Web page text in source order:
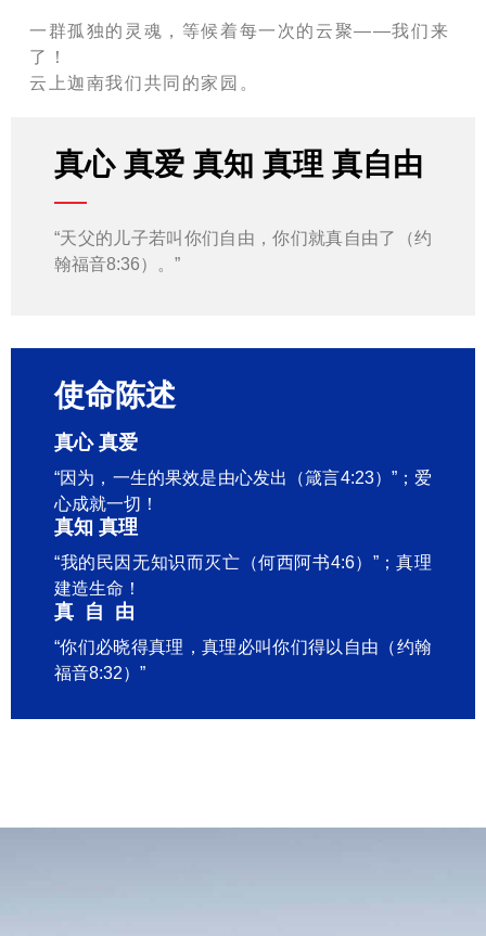
一群孤独的灵魂，等候着每一次的云聚——我们来
了！
云上迦南我们共同的家园。
真心 真爱 真知 真理 真自由
“天父的儿子若叫你们自由，你们就真自由了（约
翰福音8:36）。”
使命陈述
真心 真爱
“因为，一生的果效是由心发出（箴言4:23）”；爱
心成就一切！
真知 真理
“我的民因无知识而灭亡（何西阿书4:6）”；真理
建造生命！
真自由
“你们必晓得真理，真理必叫你们得以自由（约翰
福音8:32）”